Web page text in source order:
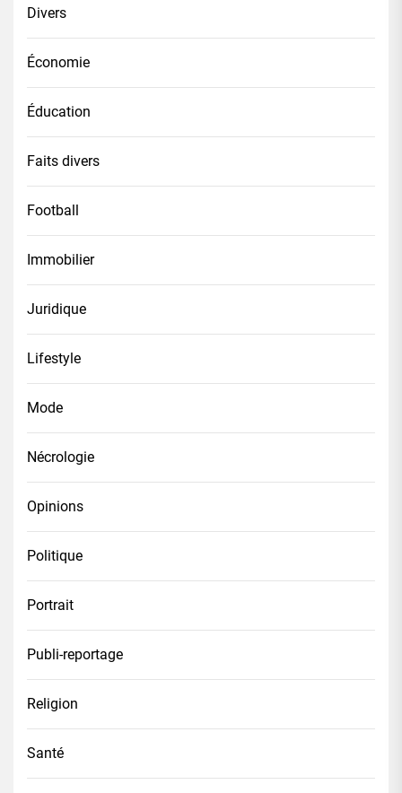
Divers
Économie
Éducation
Faits divers
Football
Immobilier
Juridique
Lifestyle
Mode
Nécrologie
Opinions
Politique
Portrait
Publi-reportage
Religion
Santé